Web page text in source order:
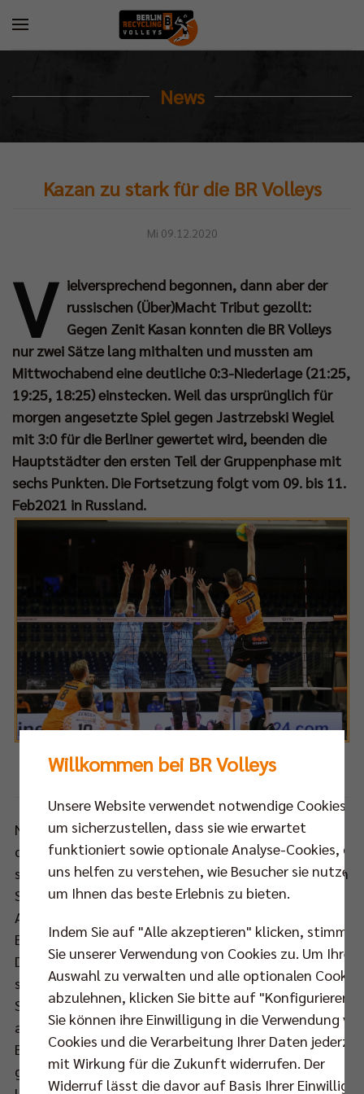
News
Kazan zu stark für die BR Volleys
Mi 09.12.2020
V ielversprechend begonnen, dann aber der
russischen (Über)Macht Tribut gezollt:
Gegen Zenit Kasan konnten die BR Volleys
nur zwei Sätze lang mithalten und mussten am
Mittwochabend eine deutliche 0:3-Niederlage (21:25,
19:25, 18:25) einstecken. Weil das ursprünglich für
morgen angesetzte Spiel gegen Jastrzebski Wegiel
mit 3:0 für die Berliner gewertet wird, beenden die
Hauptstädter den ersten Teil der Gruppenphase mit
sechs Punkten. Die Fortsetzung folgt vom 09. bis 11.
Feb2021 in Russland.
Foto: Eckhard Herfet
Noch vor Beginn des Spiels erreichte die BR Volleys
die nächste schlechte Botschaft: Samuel Tuia hat
sich am Dienstag bei seinem letzten Aufschlag einen
Sehnenriss im linken Fuß zugezogen. Der
Außenangreifer wird in diesem Jahr nicht mehr zum
Einsatz kommen können (Ausfallzeit 6-8 Wochen).
Die Annahme-Außen-Position stellte sich damit von
selbst auf: Cody Kessel rückte wieder in die
Startformation, die ansonsten gegenüber dem Sieg
am Vorabend gegen Ljubljana unverändert blieb. Die
Berliner erwischten einen guten Start in diese Partie
gegen den Rekordtitelträger der Königsklasse (8:5).
Willkommen bei BR Volleys
Unsere Website verwendet notwendige Cookies,
um sicherzustellen, dass sie wie erwartet
funktioniert sowie optionale Analyse-Cookies, die
uns helfen zu verstehen, wie Besucher sie nutzen,
um Ihnen das beste Erlebnis zu bieten.
Indem Sie auf "Alle akzeptieren" klicken, stimmen
Sie unserer Verwendung von Cookies zu. Um Ihre
Auswahl zu verwalten und alle optionalen Cookies
abzulehnen, klicken Sie bitte auf "Konfigurieren".
Sie können ihre Einwilligung in die Verwendung
Cookies und die Verarbeitung Ihrer Daten
mit Wirkung für die Zukunft widerrufen. Der
Widerruf lässt die davor auf Basis Ihrer